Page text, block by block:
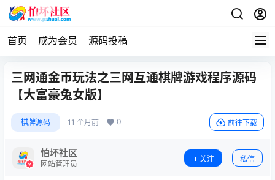
首页 成为会员 源码投稿
三网通金币玩法之三网互通棋牌游戏程序源码
【大富豪兔女版】
棋牌源码 11 个月前 0 前往下载
怕坏社区
网站管理员
关注 私信